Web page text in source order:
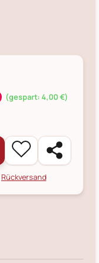
(gespart: 4,00 €)
Rückversand